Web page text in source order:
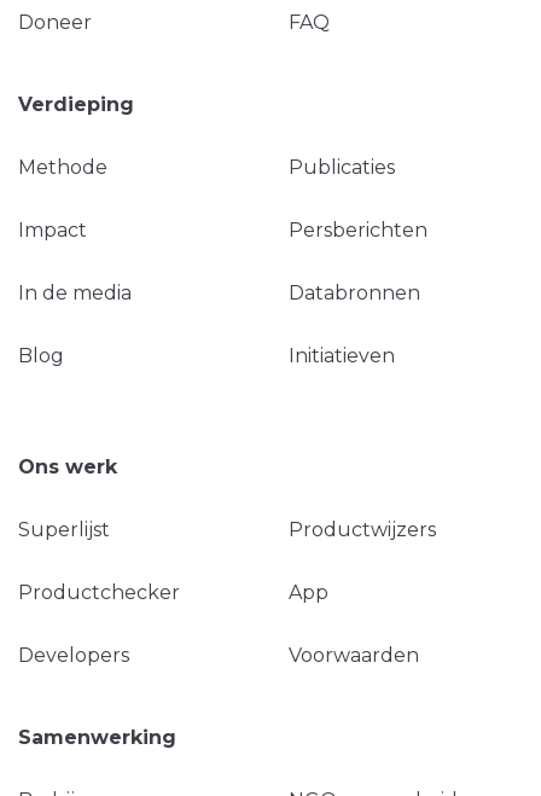
Doneer FAQ
Verdieping
Methode Publicaties
Impact Persberichten
In de media Databronnen
Blog Initiatieven
Ons werk
Superlijst Productwijzers
Productchecker App
Developers Voorwaarden
Samenwerking